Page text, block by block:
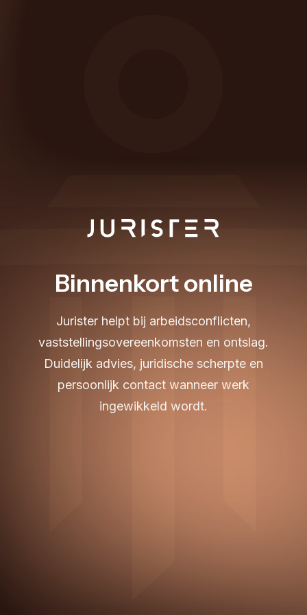
Binnenkort online
Jurister helpt bij arbeidsconflicten,
vaststellingsovereenkomsten en ontslag.
Duidelijk advies, juridische scherpte en
persoonlijk contact wanneer werk
ingewikkeld wordt.